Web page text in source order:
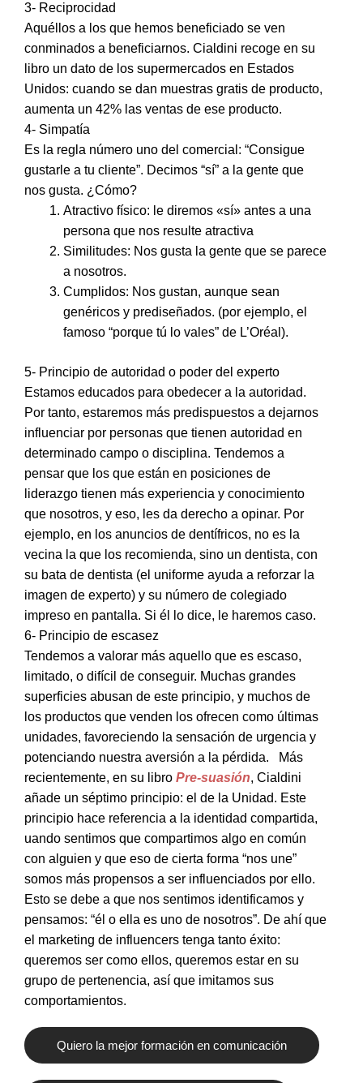
3- Reciprocidad
Aquéllos a los que hemos beneficiado se ven
conminados a beneficiarnos. Cialdini recoge en su
libro un dato de los supermercados en Estados
Unidos: cuando se dan muestras gratis de producto,
aumenta un 42% las ventas de ese producto.
4- Simpatía
Es la regla número uno del comercial: “Consigue
gustarle a tu cliente”. Decimos “sí” a la gente que
nos gusta. ¿Cómo?
Atractivo físico: le diremos «sí» antes a una
persona que nos resulte atractiva
Similitudes: Nos gusta la gente que se parece
a nosotros.
Cumplidos: Nos gustan, aunque sean
genéricos y prediseñados. (por ejemplo, el
famoso “porque tú lo vales” de L’Oréal).
5- Principio de autoridad o poder del experto
Estamos educados para obedecer a la autoridad.
Por tanto, estaremos más predispuestos a dejarnos
influenciar por personas que tienen autoridad en
determinado campo o disciplina. Tendemos a
pensar que los que están en posiciones de
liderazgo tienen más experiencia y conocimiento
que nosotros, y eso, les da derecho a opinar. Por
ejemplo, en los anuncios de dentífricos, no es la
vecina la que los recomienda, sino un dentista, con
su bata de dentista (el uniforme ayuda a reforzar la
imagen de experto) y su número de colegiado
impreso en pantalla. Si él lo dice, le haremos caso.
6- Principio de escasez
Tendemos a valorar más aquello que es escaso,
limitado, o difícil de conseguir. Muchas grandes
superficies abusan de este principio, y muchos de
los productos que venden los ofrecen como últimas
unidades, favoreciendo la sensación de urgencia y
potenciando nuestra aversión a la pérdida. Más
recientemente, en su libro Pre-suasión, Cialdini
añade un séptimo principio: el de la Unidad. Este
principio hace referencia a la identidad compartida,
uando sentimos que compartimos algo en común
con alguien y que eso de cierta forma “nos une”
somos más propensos a ser influenciados por ello.
Esto se debe a que nos sentimos identificamos y
pensamos: “él o ella es uno de nosotros”. De ahí que
el marketing de influencers tenga tanto éxito:
queremos ser como ellos, queremos estar en su
grupo de pertenencia, así que imitamos sus
comportamientos.
Quiero la mejor formación en comunicación